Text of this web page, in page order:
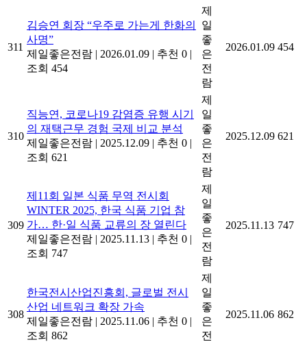
311
김승연 회장 “우주로 가는게 한화의
사명”
제일좋은전람 | 2026.01.09 | 추천 0 |
조회 454
제
일
좋
은
전
람
2026.01.09 454
310
직능연, 코로나19 감염증 유행 시기
의 재택근무 경험 국제 비교 분석
제일좋은전람 | 2025.12.09 | 추천 0 |
조회 621
제
일
좋
은
전
람
2025.12.09 621
309
제11회 일본 식품 무역 전시회
WINTER 2025, 한국 식품 기업 참
가… 한·일 식품 교류의 장 열린다
제일좋은전람 | 2025.11.13 | 추천 0 |
조회 747
제
일
좋
은
전
람
2025.11.13 747
308
한국전시산업진흥회, 글로벌 전시
산업 네트워크 확장 가속
제일좋은전람 | 2025.11.06 | 추천 0 |
조회 862
제
일
좋
은
전
2025.11.06 862